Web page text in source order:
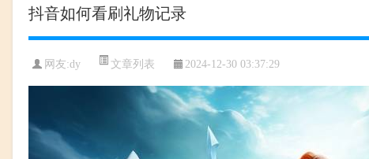
抖音如何看刷礼物记录
网友:dy 文章列表 2024-12-30 03:37:29